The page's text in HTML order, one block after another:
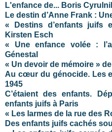
L'enfance de... Boris
Le destin d’Anne Frank :
« Destins d’enfants juifs
Kirsten Esch
« Une enfance volée :
Génestal
« Un devoir de mémoire »
Au cœur du génocide. Les
1945
C’étaient des enfants.
enfants juifs à Paris
« Les larmes de la rue des
Des enfants juifs cachés